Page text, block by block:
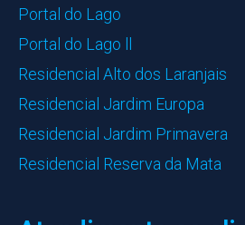
Portal do Lago
Portal do Lago ll
Residencial Alto dos Laranjais
Residencial Jardim Europa
Residencial Jardim Primavera
Residencial Reserva da Mata